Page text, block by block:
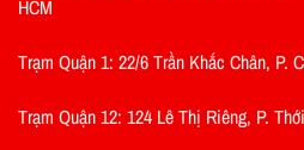
HCM
Trạm Quận 1: 22/6 Trần Khắc Chân, P.
Trạm Quận 12: 124 Lê Thị Riêng, P.